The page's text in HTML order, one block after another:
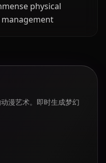
physical
漫艺术。即时生成梦幻